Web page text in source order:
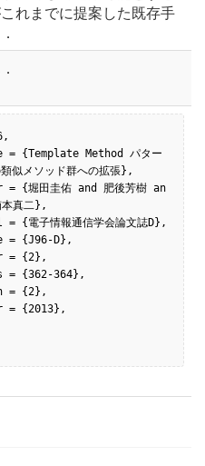
れまでに提案した既存手
似メソッド群への拡張},
真二},